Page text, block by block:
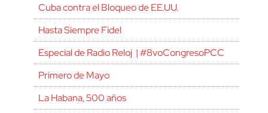
Cuba contra el Bloqueo de EE.UU.
Hasta Siempre Fidel
Especial de Radio Reloj | #8voCongresoPCC
Primero de Mayo
La Habana, 500 años